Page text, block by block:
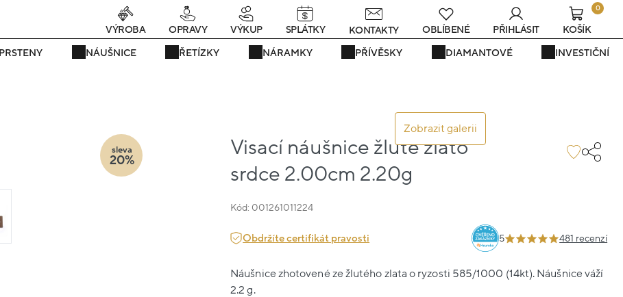
Právě teď! - 20 % na vše! Kód: SRPEN20 24 dní : 18h : 01m : 17s
PRSTENY NÁUŠNICE ŘETÍZKY NÁRAMKY PŘÍVĚSKY DIAMANTOVÉ INVESTIČNÍ
VÝROBA OPRAVY VÝKUP SPLÁTKY KONTAKTY OBLÍBENÉ PŘIHLÁSIT
0
KOŠÍK
Zobrazit galerii
Visací náušnice žluté zlato
srdce 2.00cm 2.20g
Kód: 001261011224
sleva
20%
Obdržíte certifikát pravosti 5 481 recenzí
Náušnice zhotovené ze žlutého zlata o ryzosti 585/1000 (14kt). Náušnice váží
2.2 g.